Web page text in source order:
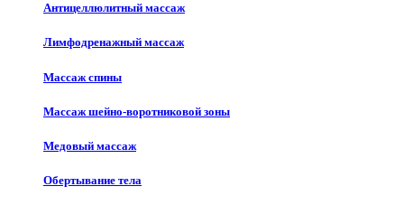
Антицеллюлитный массаж
Лимфодренажный массаж
Массаж спины
Массаж шейно-воротниковой зоны
Медовый массаж
Обертывание тела